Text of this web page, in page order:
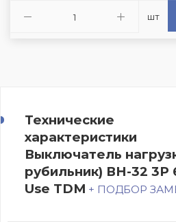
шт
Технические
характеристики
Выключатель
рубильник) ВН-32 3P
Use TDM + ПОДБОР